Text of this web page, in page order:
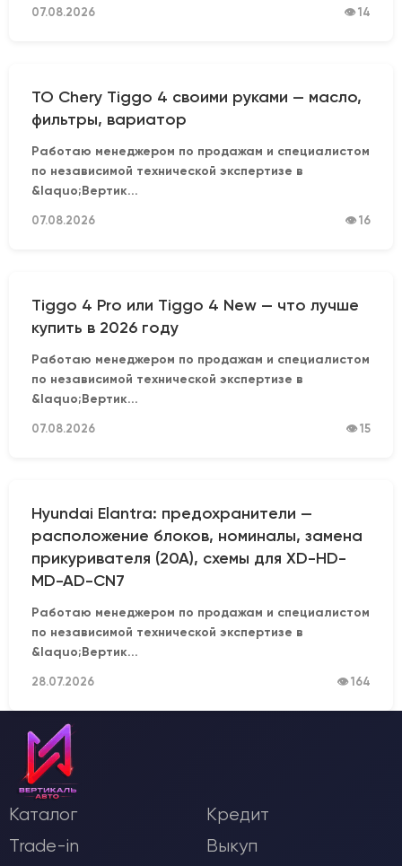
07.08.2026 👁 14
ТО Chery Tiggo 4 своими руками — масло,
фильтры, вариатор
Работаю менеджером по продажам и специалистом
по независимой технической экспертизе в
&laquo;Вертик...
07.08.2026 👁 16
Tiggo 4 Pro или Tiggo 4 New — что лучше
купить в 2026 году
Работаю менеджером по продажам и специалистом
по независимой технической экспертизе в
&laquo;Вертик...
07.08.2026 👁 15
Hyundai Elantra: предохранители —
расположение блоков, номиналы, замена
прикуривателя (20А), схемы для XD-HD-
MD-AD-CN7
Работаю менеджером по продажам и специалистом
по независимой технической экспертизе в
&laquo;Вертик...
28.07.2026 👁 164
Каталог
Кредит
Trade-in
Выкуп